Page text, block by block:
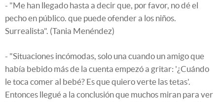
- "Me han llegado hasta a decir que, por favor, no dé el
pecho en público. que puede ofender a los niños.
Surrealista". (Tania Menéndez)
- "Situaciones incómodas, solo una cuando un amigo que
había bebido más de la cuenta empezó a gritar: '¿Cuándo
le toca comer al bebé? Es que quiero verte las tetas'.
Entonces llegué a la conclusión que muchos miran para ver